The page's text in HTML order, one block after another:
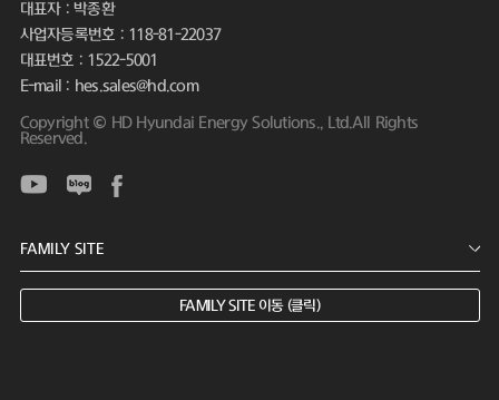
대표자 : 박종환
사업자등록번호 : 118-81-22037
대표번호 : 1522-5001
E-mail : hes.sales@hd.com
Copyright © HD Hyundai Energy Solutions., Ltd.All Rights
Reserved.
FAMILY SITE 이동 (클릭)